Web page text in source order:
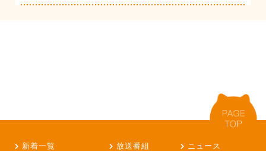
新着一覧 放送番組
ニュース